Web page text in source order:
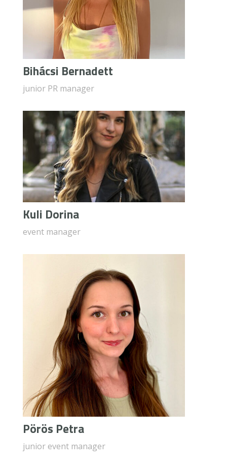
Bihácsi Bernadett
junior PR manager
Kuli Dorina
event manager
Pörös Petra
junior event manager